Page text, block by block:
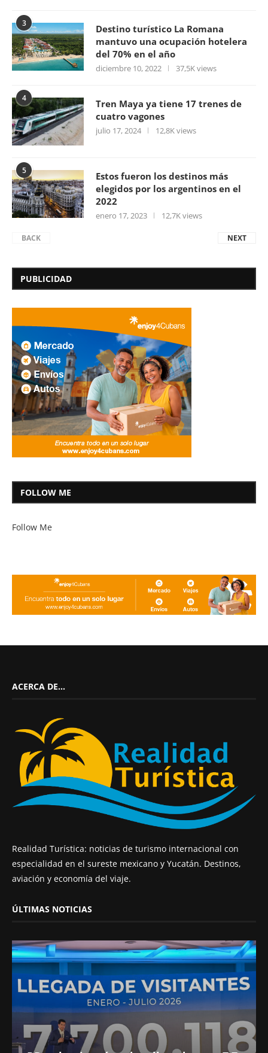
3
Destino turístico La Romana
mantuvo una ocupación hotelera
del 70% en el año
diciembre 10, 2022 37,5K views
4
Tren Maya ya tiene 17 trenes de
cuatro vagones
julio 17, 2024 12,8K views
5
Estos fueron los destinos más
elegidos por los argentinos en el
2022
enero 17, 2023 12,7K views
BACK NEXT
PUBLICIDAD
FOLLOW ME
Follow Me
ACERCA DE…
Realidad Turística: noticias de turismo internacional con
especialidad en el sureste mexicano y Yucatán. Destinos,
aviación y economía del viaje.
ÚLTIMAS NOTICIAS